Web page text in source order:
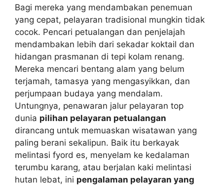
Bagi mereka yang mendambakan penemuan
yang cepat, pelayaran tradisional mungkin tidak
cocok. Pencari petualangan dan penjelajah
mendambakan lebih dari sekadar koktail dan
hidangan prasmanan di tepi kolam renang.
Mereka mencari bentang alam yang belum
terjamah, tamasya yang mengasyikkan, dan
perjumpaan budaya yang mendalam.
Untungnya, penawaran jalur pelayaran top
dunia pilihan pelayaran petualangan
dirancang untuk memuaskan wisatawan yang
paling berani sekalipun. Baik itu berkayak
melintasi fyord es, menyelam ke kedalaman
terumbu karang, atau berjalan kaki melintasi
hutan lebat, ini pengalaman pelayaran yang